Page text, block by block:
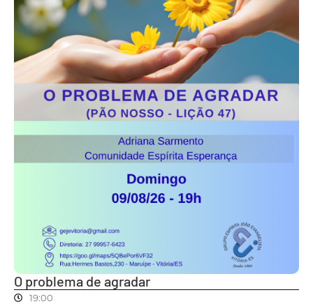
O problema de agradar
19:00